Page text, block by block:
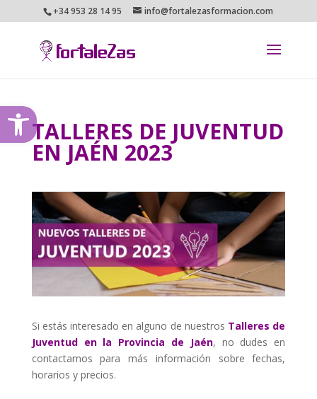
Abrir barra de herramientas
+34 953 28 14 95 info@fortalezasformacion.com
TALLERES DE JUVENTUD
EN JAÉN 2023
Si estás interesado en alguno de nuestros Talleres de
Juventud en la Provincia de Jaén, no dudes en
contactarnos para más información sobre fechas,
horarios y precios.